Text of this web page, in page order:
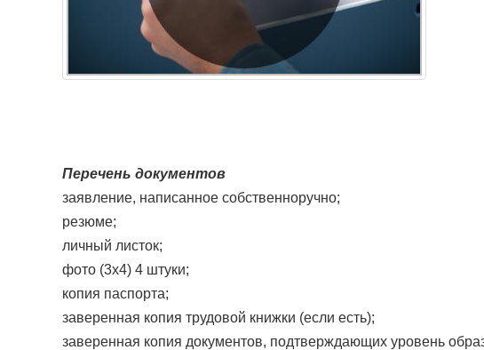
Перечень документов
заявление, написанное собственноручно;
резюме;
личный листок;
фото (3х4) 4 штуки;
копия паспорта;
заверенная копия трудовой книжки (если есть);
заверенная копия документов, подтверждающих уровень